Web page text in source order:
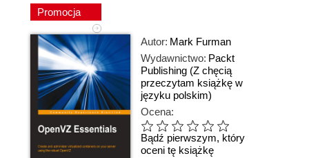
Promocja
Autor: Mark Furman
Wydawnictwo: Packt
Publishing (Z chęcią
przeczytam książkę w
języku polskim)
Ocena:
Bądź pierwszym, który
oceni tę książkę